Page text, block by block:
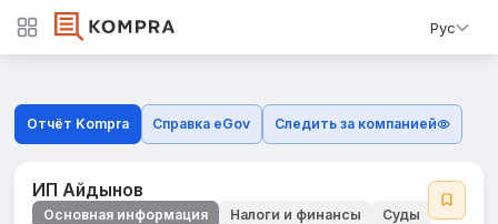
Рус
Отчёт Kompra Справка eGov Следить за компанией
ИП Айдынов
Основная информация Налоги и финансы
Суды